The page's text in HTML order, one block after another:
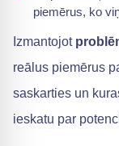
piemērus, ko
Izmantojot
reālus piemērus
saskarties un
ieskatu par